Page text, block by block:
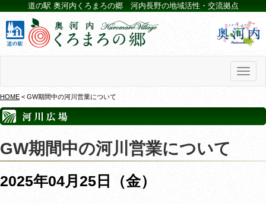
道の駅 奥河内くろまろの郷 河内長野の地域活性・交流拠点
HOME < GW期間中の河川営業について
GW期間中の河川営業について
2025年04月25日（金）